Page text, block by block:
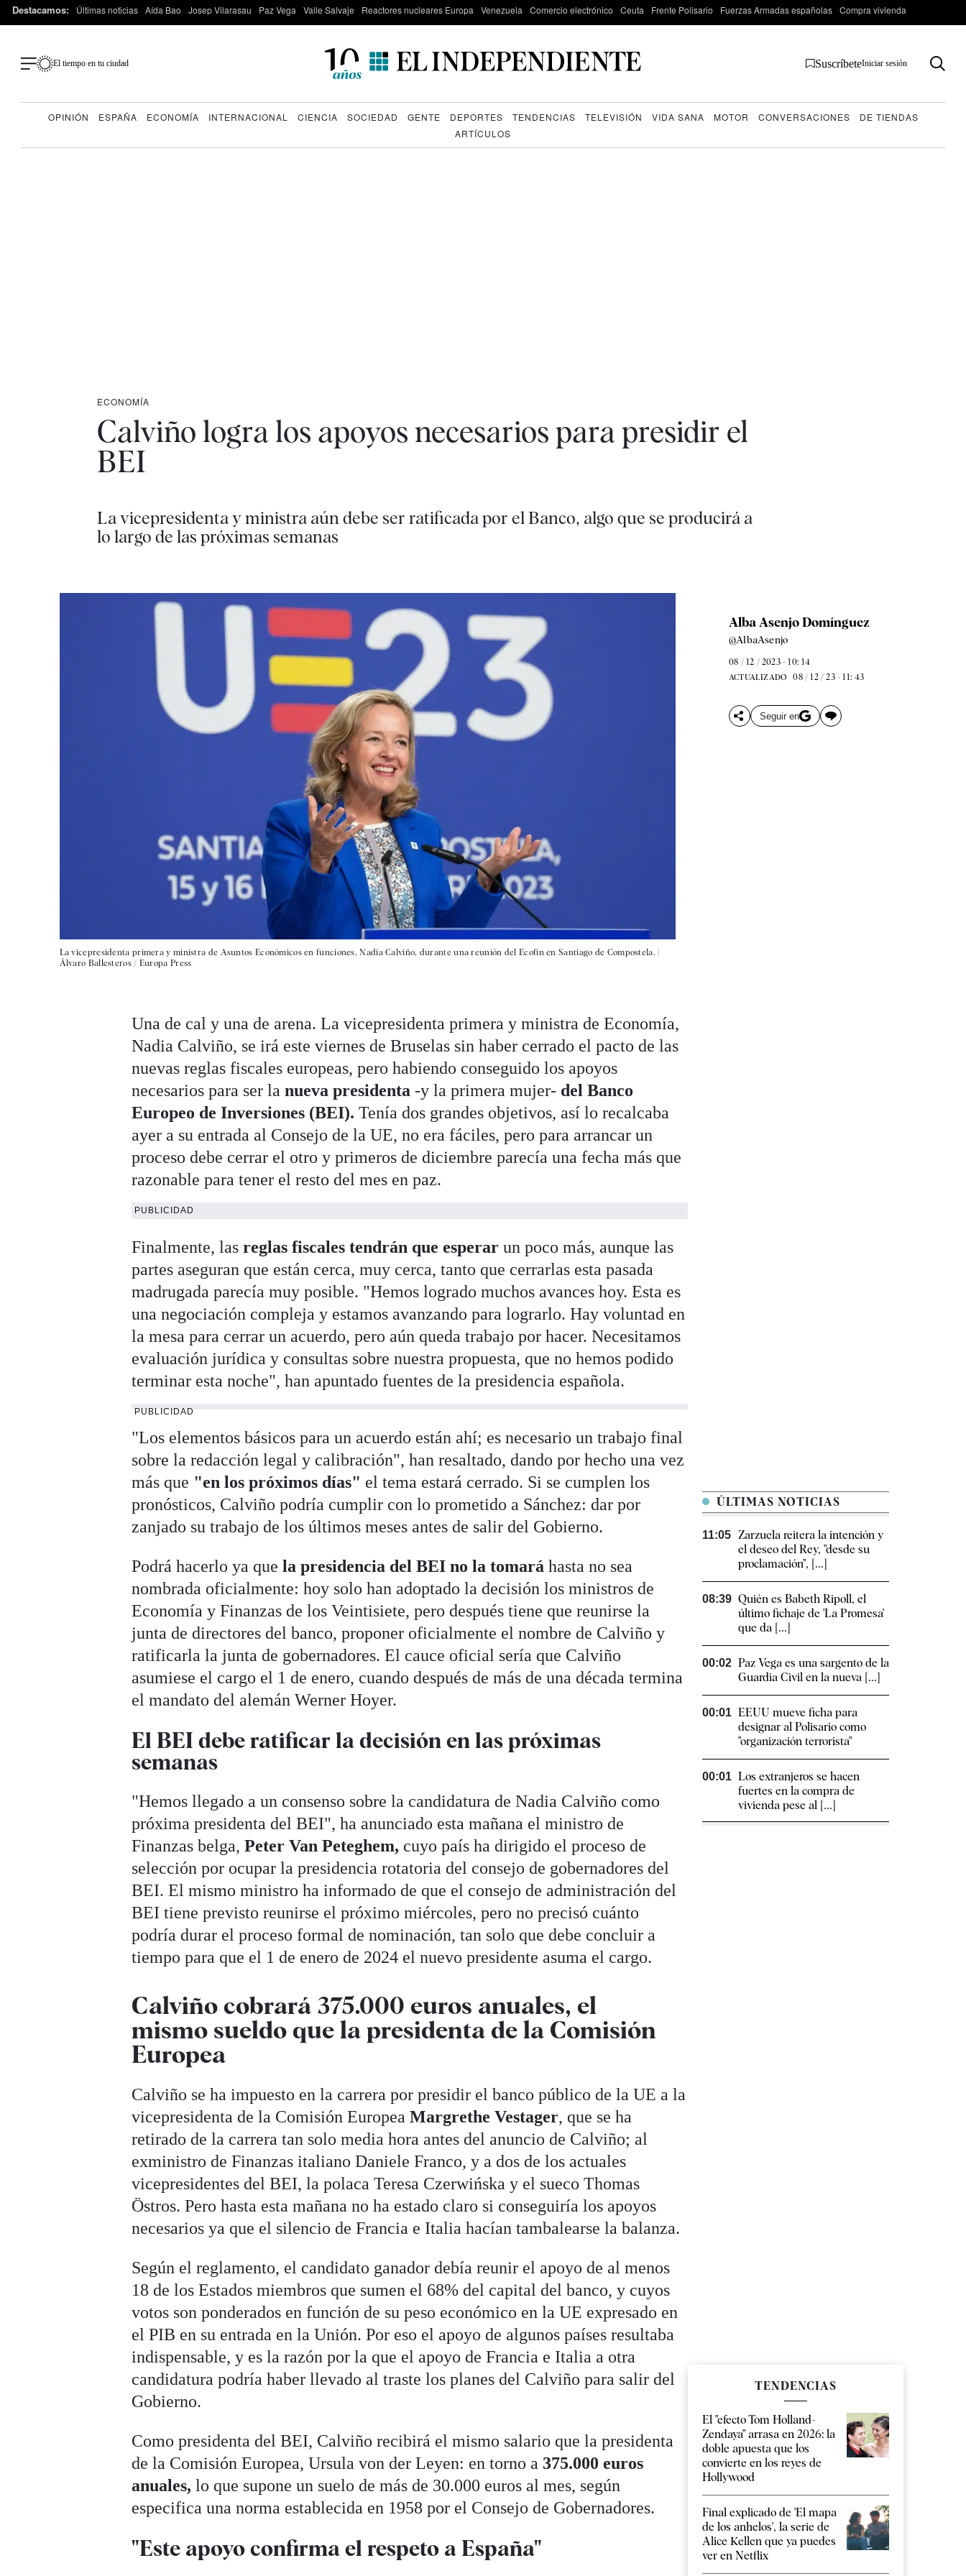
Destacamos: Últimas noticias Aída Bao Josep Vilarasau Paz Vega Valle Salvaje Reactores nucleares Europa Venezuela Comercio electrónico Ceuta Frente Polisario Fuerzas Armadas españolas Compra vivienda
El tiempo en tu ciudad SuscríbeteIniciar sesión
OPINIÓN ESPAÑA ECONOMÍA INTERNACIONAL CIENCIA SOCIEDAD GENTE DEPORTES TENDENCIAS TELEVISIÓN VIDA SANA MOTOR CONVERSACIONES
DE TIENDAS
ARTÍCULOS
ECONOMÍA
Calviño logra los apoyos necesarios para presidir el
BEI
La vicepresidenta y ministra aún debe ser ratificada por el Banco, algo que se producirá a
lo largo de las próximas semanas
La vicepresidenta primera y ministra de Asuntos Económicos en funciones, Nadia Calviño, durante una reunión del Ecofin en Santiago de Compostela. |
Álvaro Ballesteros / Europa Press
Alba Asenjo Domínguez
@AlbaAsenjo
08 / 12 / 2023 - 10: 14
ACTUALIZADO 08 / 12 / 23 - 11: 43
Seguir en
Una de cal y una de arena. La vicepresidenta primera y ministra de Economía,
Nadia Calviño, se irá este viernes de Bruselas sin haber cerrado el pacto de las
nuevas reglas fiscales europeas, pero habiendo conseguido los apoyos
necesarios para ser lanueva presidenta -y la primera mujer- del Banco
Europeo de Inversiones (BEI).Tenía dos grandes objetivos, así lo recalcaba
ayer a su entrada al Consejo de la UE, no era fáciles, pero para arrancar un
proceso debe cerrar el otro y primeros de diciembre parecía una fecha más que
razonable para tener el resto del mes en paz.
PUBLICIDAD
Finalmente, lasreglas fiscales tendrán que esperar un poco más, aunque las
partes aseguran que están cerca, muy cerca, tanto que cerrarlas esta pasada
madrugada parecía muy posible. "Hemos logrado muchos avances hoy. Esta es
una negociación compleja y estamos avanzando para lograrlo. Hay voluntad en
la mesa para cerrar un acuerdo, pero aún queda trabajo por hacer. Necesitamos
evaluación jurídica y consultas sobre nuestra propuesta, que no hemos podido
terminar esta noche", han apuntado fuentes de la presidencia española.
PUBLICIDAD
"Los elementos básicos para un acuerdo están ahí; es necesario un trabajo final
sobre la redacción legal y calibración", han resaltado, dando por hecho una vez
más que "en los próximos días" el tema estará cerrado. Si se cumplen los
pronósticos, Calviño podría cumplir con lo prometido a Sánchez: dar por
zanjado su trabajo de los últimos meses antes de salir del Gobierno.
Podrá hacerlo ya quela presidencia del BEI no la tomaráhasta no sea
nombrada oficialmente: hoy solo han adoptado la decisión los ministros de
Economía y Finanzas de los Veintisiete, pero después tiene que reunirse la
junta de directores del banco, proponer oficialmente el nombre de Calviño y
ratificarla la junta de gobernadores. El cauce oficial sería que Calviño
asumiese el cargo el 1 de enero, cuando después de más de una década termina
el mandato del alemán Werner Hoyer.
El BEI debe ratificar la decisión en las próximas
semanas
"Hemos llegado a un consenso sobre la candidatura de Nadia Calviño como
próxima presidenta del BEI", ha anunciado esta mañana el ministro de
Finanzas belga,Peter Van Peteghem, cuyo país ha dirigido el proceso de
selección por ocupar la presidencia rotatoria del consejo de gobernadores del
BEI. El mismo ministro ha informado de que el consejo de administración del
BEI tiene previsto reunirse el próximo miércoles, pero no precisó cuánto
podría durar el proceso formal de nominación, tan solo que debe concluir a
tiempo para que el 1 de enero de 2024 el nuevo presidente asuma el cargo.
Calviño cobrará 375.000 euros anuales, el
mismo sueldo que la presidenta de la Comisión
Europea
Calviño se ha impuesto en la carrera por presidir el banco público de la UE a la
vicepresidenta de la Comisión EuropeaMargrethe Vestager, que se ha
retirado de la carrera tan solo media hora antes del anuncio de Calviño; al
exministro de Finanzas italiano Daniele Franco, y a dos de los actuales
vicepresidentes del BEI, la polaca Teresa Czerwińska y el sueco Thomas
Östros. Pero hasta esta mañana no ha estado claro si conseguiría los apoyos
necesarios ya que el silencio de Francia e Italia hacían tambalearse la balanza.
Según el reglamento, el candidato ganador debía reunir el apoyo de al menos
18 de los Estados miembros que sumen el 68% del capital del banco, y cuyos
votos son ponderados en función de su peso económico en la UE expresado en
el PIB en su entrada en la Unión. Por eso el apoyo de algunos países resultaba
indispensable, y es la razón por la que el apoyo de Francia e Italia a otra
candidatura podría haber llevado al traste los planes del Calviño para salir del
Gobierno.
Como presidenta del BEI, Calviño recibirá el mismo salario que la presidenta
de la Comisión Europea, Ursula von der Leyen: en torno a 375.000 euros
anuales, lo que supone un suelo de más de 30.000 euros al mes, según
especifica una norma establecida en 1958 por el Consejo de Gobernadores.
"Este apoyo confirma el respeto a España"
ÚLTIMAS NOTICIAS
11:05 Zarzuela reitera la intención y
el deseo del Rey, "desde su
proclamación", [...]
08:39 Quién es Babeth Ripoll, el
último fichaje de 'La Promesa'
que da [...]
00:02 Paz Vega es una sargento de la
Guardia Civil en la nueva [...]
00:01 EEUU mueve ficha para
designar al Polisario como
"organización terrorista"
00:01 Los extranjeros se hacen
fuertes en la compra de
vivienda pese al [...]
TENDENCIAS
El "efecto Tom Holland-
Zendaya" arrasa en 2026: la
doble apuesta que los
convierte en los reyes de
Hollywood
Final explicado de 'El mapa
de los anhelos', la serie de
Alice Kellen que ya puedes
ver en Netflix